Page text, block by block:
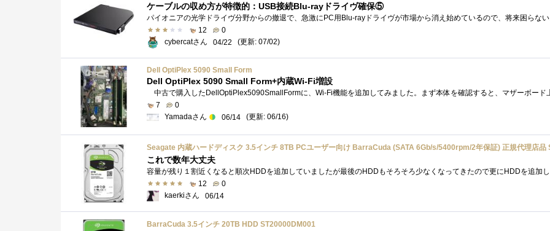
ケーブルの収め方が特徴的：USB接続Blu-rayドライヴ確保⑤
12
0
cybercatさん
04/22 (更新: 07/02)
Dell OptiPlex 5090 Small Form
Dell OptiPlex 5090 Small Form+内蔵Wi-Fi増設
7
0
Yamadaさん
06/14 (更新: 06/16)
これで数年大丈夫
12
0
kaerkiさん
06/14
BarraCuda 3.5インチ 20TB HDD ST20000DM001